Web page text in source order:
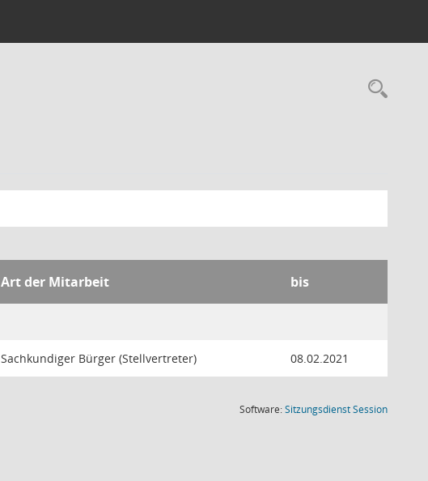
Art der Mitarbeit bis
Sachkundiger Bürger (Stellvertreter) 08.02.2021
Software:SitzungsdienstSession(Wird in